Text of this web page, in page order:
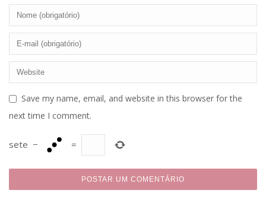
Save my name, email, and website in this browser for the
next time I comment.
sete − =